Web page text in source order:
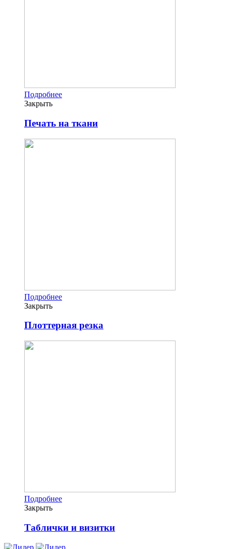
Подробнее
Закрыть
Печать на ткани
Подробнее
Закрыть
Плоттерная резка
Подробнее
Закрыть
Таблички и визитки